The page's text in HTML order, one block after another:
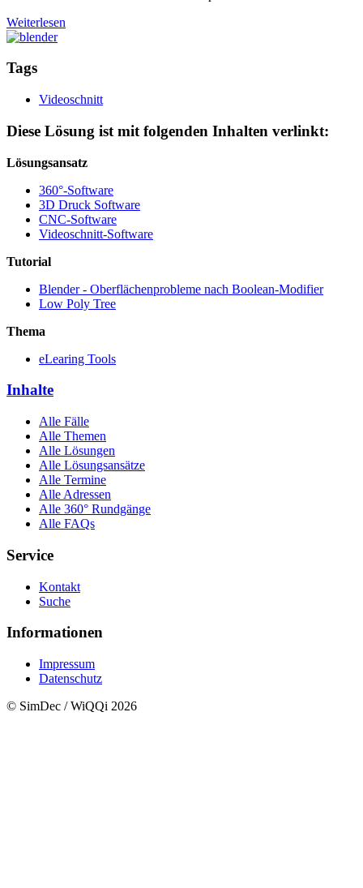
Weiterlesen
Tags
Videoschnitt
Diese Lösung ist mit folgenden Inhalten verlinkt:
Lösungsansatz
360°-Software
3D Druck Software
CNC-Software
Videoschnitt-Software
Tutorial
Blender - Oberflächenprobleme nach Boolean-Modifier
Low Poly Tree
Thema
eLearing Tools
Inhalte
Alle Fälle
Alle Themen
Alle Lösungen
Alle Lösungsansätze
Alle Termine
Alle Adressen
Alle 360° Rundgänge
Alle FAQs
Service
Kontakt
Suche
Informationen
Impressum
Datenschutz
© SimDec / WiQQi 2026